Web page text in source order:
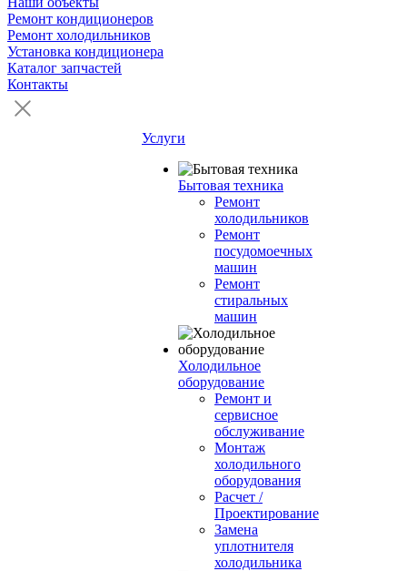
Ремонт кондиционеров
Ремонт холодильников
Установка кондиционера
Каталог запчастей
Контакты
Услуги
Бытовая техника
Ремонт
холодильников
Ремонт
посудомоечных
машин
Ремонт
стиральных
машин
Холодильное
оборудование
Ремонт и
сервисное
обслуживание
Монтаж
холодильного
оборудования
Расчет /
Проектирование
Замена
уплотнителя
холодильника